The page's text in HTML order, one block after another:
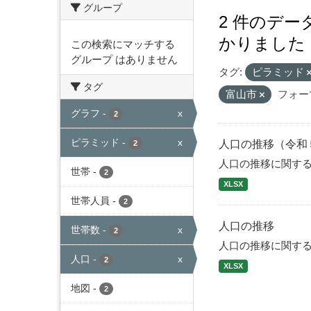
グループ
この検索にマッチする
グループ はありません
タグ
グラフ - 2 x
ピラミッド - 2 x
世帯 - 2
世帯人員 - 2
世帯数 - 2 x
人口 - 2 x
地図 - 2
2 件のデー
かりました
タグ:
ピラミッド
富山市
フォ
人口の推移（令和
人口の推移に関す
XLSX
人口の推移
人口の推移に関す
XLSX